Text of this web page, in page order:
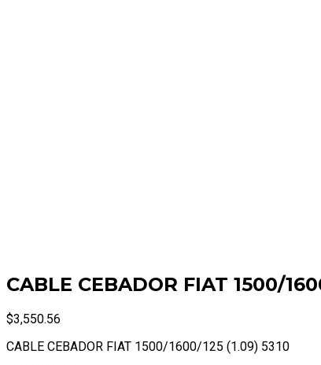
CABLE CEBADOR FIAT 1500/
$3,550.56
CABLE CEBADOR FIAT 1500/1600/125 (1.09) 5310